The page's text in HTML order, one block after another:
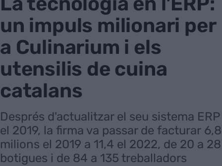
un impuls milionari per
a Culinarium i els
utensilis de cuina
catalans
Després d'actualitzar el seu sistema ERP
el 2019, la firma va passar de facturar 6,8
milions el 2019 a 11,4 el 2022, de 20 a 28
botigues i de 84 a 135 treballadors